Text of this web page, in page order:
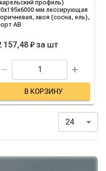
профиль)
мм лессирующая
хвоя (сосна, ель),
АВ
157,48 ₽ за шт
В КОРЗИНУ
24